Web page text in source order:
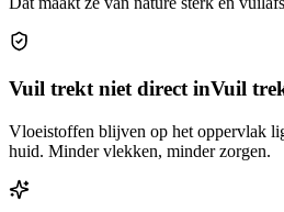
Vuil trekt niet direct inVuil
Vloeistoffen blijven op het oppervlak
huid. Minder vlekken, minder zorgen.